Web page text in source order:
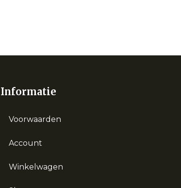
Informatie
Voorwaarden
Account
Winkelwagen